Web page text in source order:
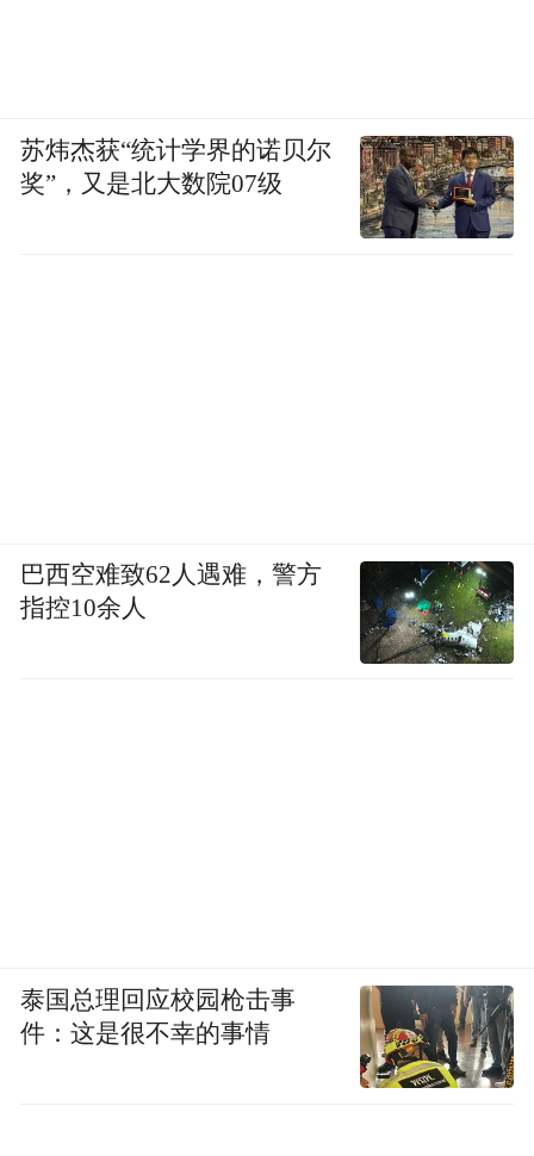
苏炜杰获“统计学界的诺贝尔
奖”，又是北大数院07级
巴西空难致62人遇难，警方
指控10余人
泰国总理回应校园枪击事
件：这是很不幸的事情